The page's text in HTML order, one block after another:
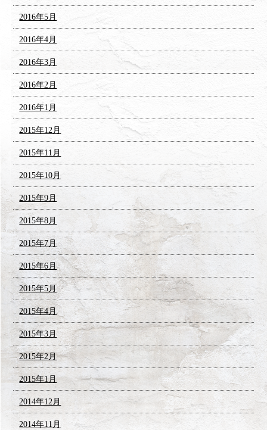
2016年5月
2016年4月
2016年3月
2016年2月
2016年1月
2015年12月
2015年11月
2015年10月
2015年9月
2015年8月
2015年7月
2015年6月
2015年5月
2015年4月
2015年3月
2015年2月
2015年1月
2014年12月
2014年11月